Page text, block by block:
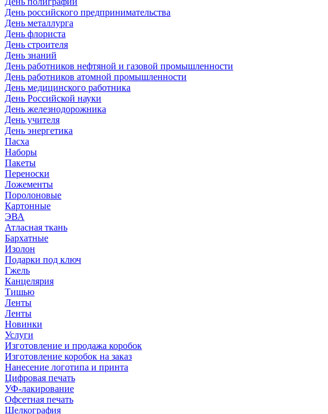
День российского предпринимательства
День металлурга
День флориста
День строителя
День знаний
День работников нефтяной и газовой промышленности
День работников атомной промышленности
День медицинского работника
День Российской науки
День железнодорожника
День учителя
День энергетика
Пасха
Наборы
Пакеты
Переноски
Ложементы
Поролоновые
Картонные
ЭВА
Атласная ткань
Бархатные
Изолон
Подарки под ключ
Гжель
Канцелярия
Тишью
Ленты
Ленты
Новинки
Услуги
Изготовление и продажа коробок
Изготовление коробок на заказ
Нанесение логотипа и принта
Цифровая печать
УФ-лакирование
Офсетная печать
Шелкография